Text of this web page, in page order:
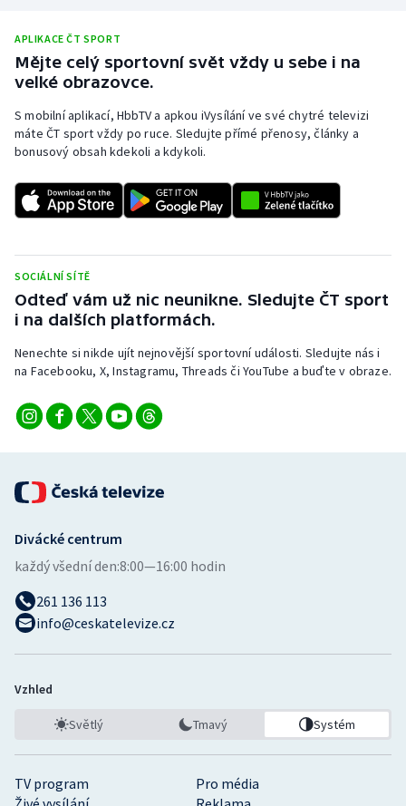
APLIKACE ČT SPORT
Mějte celý sportovní svět vždy u sebe i na
velké obrazovce.
S mobilní aplikací, HbbTV a apkou iVysílání ve své chytré televizi
máte ČT sport vždy po ruce. Sledujte přímé přenosy, články a
bonusový obsah kdekoli a kdykoli.
SOCIÁLNÍ SÍTĚ
Odteď vám už nic neunikne. Sledujte ČT sport
i na dalších platformách.
Nenechte si nikde ujít nejnovější sportovní události. Sledujte nás i
na Facebooku, X, Instagramu, Threads či YouTube a buďte v obraze.
TV program
Pro média
Divácké centrum
každý všední den:8:00—16:00 hodin
261 136 113
info@ceskatelevize.cz
Vzhled
Světlý Tmavý Systém